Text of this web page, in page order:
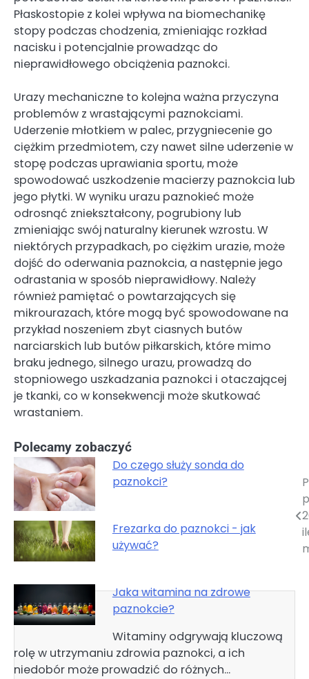
Płaskostopie z kolei wpływa na biomechanikę
stopy podczas chodzenia, zmieniając rozkład
nacisku i potencjalnie prowadząc do
nieprawidłowego obciążenia paznokci.
Urazy mechaniczne to kolejna ważna przyczyna
problemów z wrastającymi paznokciami.
Uderzenie młotkiem w palec, przygniecenie go
ciężkim przedmiotem, czy nawet silne uderzenie w
stopę podczas uprawiania sportu, może
spowodować uszkodzenie macierzy paznokcia lub
jego płytki. W wyniku urazu paznokieć może
odrosnąć zniekształcony, pogrubiony lub
zmieniając swój naturalny kierunek wzrostu. W
niektórych przypadkach, po ciężkim urazie, może
dojść do oderwania paznokcia, a następnie jego
odrastania w sposób nieprawidłowy. Należy
również pamiętać o powtarzających się
mikrourazach, które mogą być spowodowane na
przykład noszeniem zbyt ciasnych butów
narciarskich lub butów piłkarskich, które mimo
braku jednego, silnego urazu, prowadzą do
stopniowego uszkadzania paznokci i otaczającej
je tkanki, co w konsekwencji może skutkować
wrastaniem.
Polecamy zobaczyć
Do czego służy sonda do
paznokci?
Frezarka do paznokci - jak
używać?
Jaka witamina na zdrowe
paznokcie?
Witaminy odgrywają kluczową
rolę w utrzymaniu zdrowia paznokci, a ich
niedobór może prowadzić do różnych…
Nawigacja
wpisu